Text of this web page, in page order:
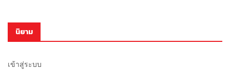
นิยาม
เข้าสู่ระบบ